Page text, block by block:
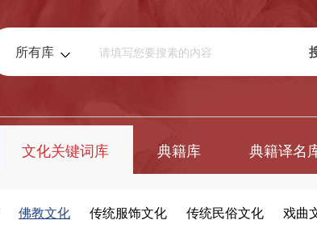
所有库
文化关键词库 典籍库 典籍译名
佛教文化 传统服饰文化 传统民俗文化
戏曲